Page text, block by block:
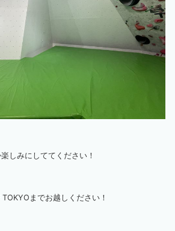
しみにしててください！
までお越しください！